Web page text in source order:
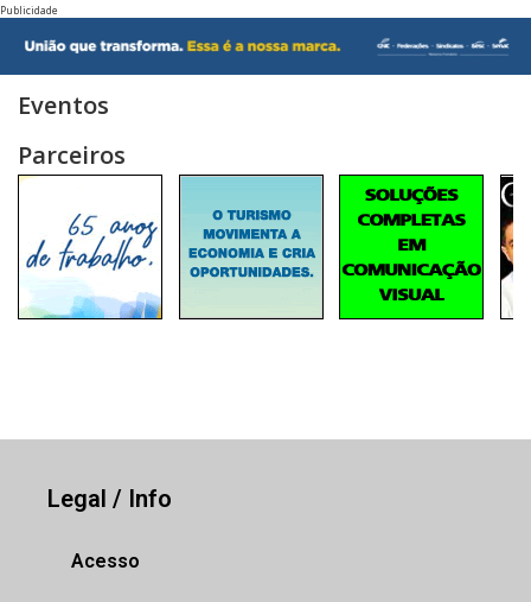
Publicidade
Eventos
Parceiros
Legal / Info
Acesso